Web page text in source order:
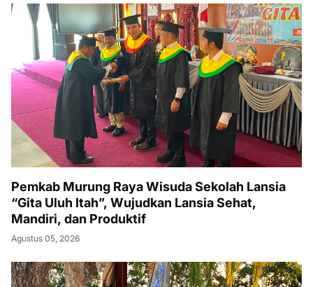
Pemkab Murung Raya Wisuda Sekolah Lansia
“Gita Uluh Itah”, Wujudkan Lansia Sehat,
Mandiri, dan Produktif
Agustus 05, 2026